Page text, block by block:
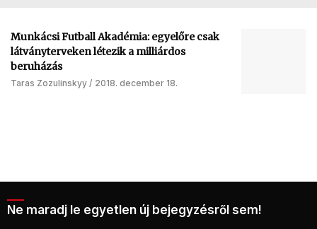
Munkácsi Futball Akadémia: egyelőre csak
látványterveken létezik a milliárdos
beruházás
Taras Zozulinskyy 2018. december 18.
Ne maradj le egyetlen új bejegyzésről sem!